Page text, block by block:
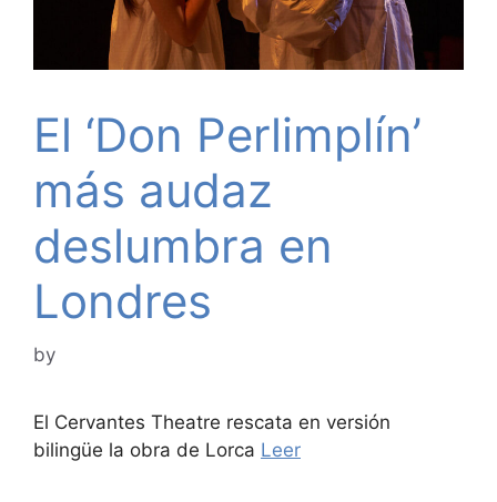
El ‘Don Perlimplín’
más audaz
deslumbra en
Londres
by
El Cervantes Theatre rescata en versión
bilingüe la obra de Lorca Leer